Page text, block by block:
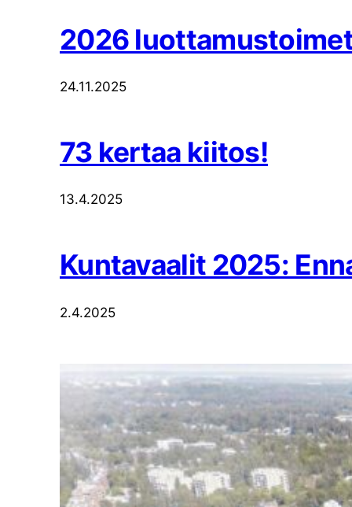
2026
24.11.2025
73 kertaa kiitos!
13.4.2025
Kuntavaalit 2025:
2.4.2025